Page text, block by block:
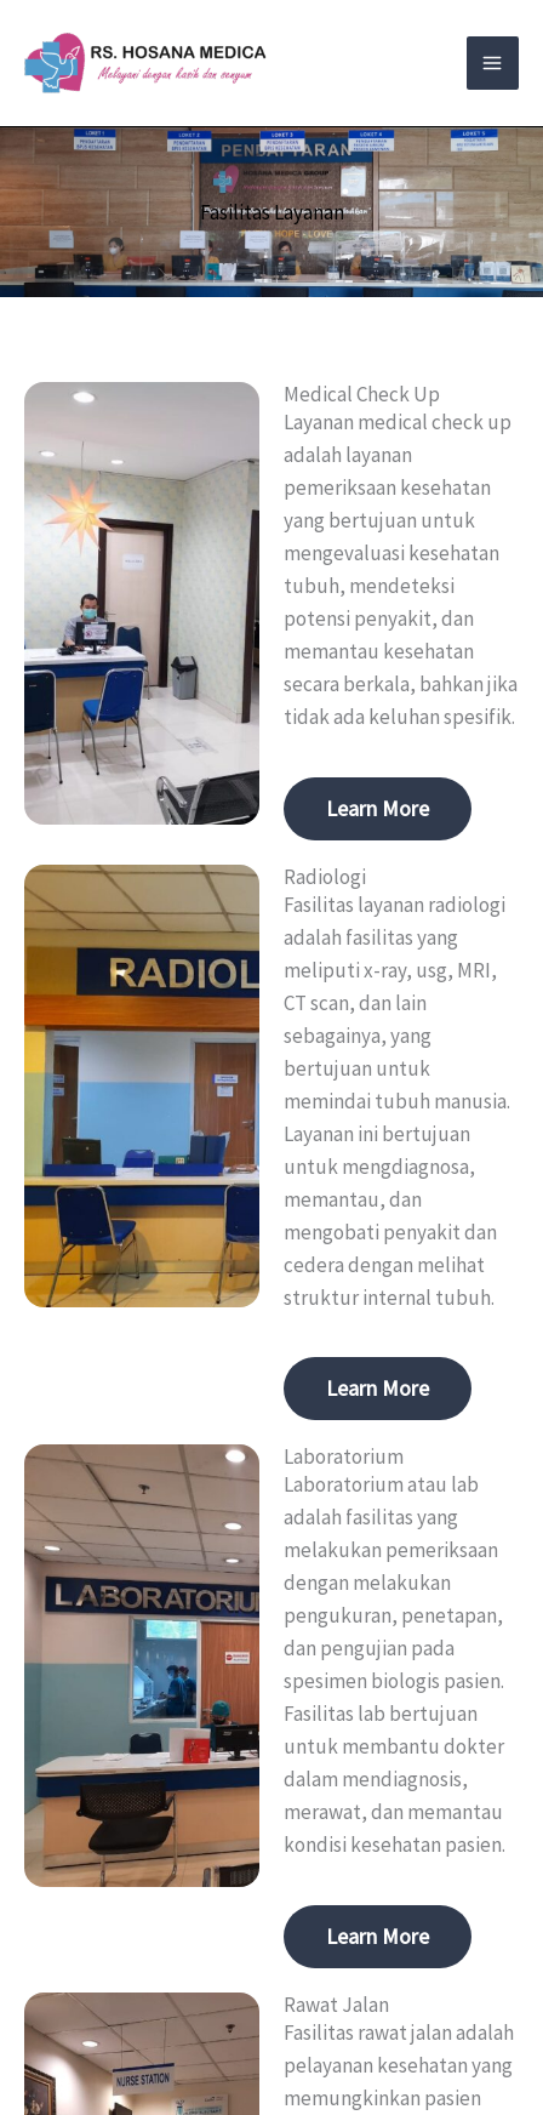
content
Fasilitas Layanan
Medical Check Up
Layanan medical check up
adalah layanan
pemeriksaan kesehatan
yang bertujuan untuk
mengevaluasi kesehatan
tubuh, mendeteksi
potensi penyakit, dan
memantau kesehatan
secara berkala, bahkan jika
tidak ada keluhan spesifik.
Learn More
Radiologi
Fasilitas layanan radiologi
adalah fasilitas yang
meliputi x-ray, usg, MRI,
CT scan, dan lain
sebagainya, yang
bertujuan untuk
memindai tubuh manusia.
Layanan ini bertujuan
untuk mengdiagnosa,
memantau, dan
mengobati penyakit dan
cedera dengan melihat
struktur internal tubuh.
Learn More
Laboratorium
Laboratorium atau lab
adalah fasilitas yang
melakukan pemeriksaan
dengan melakukan
pengukuran, penetapan,
dan pengujian pada
spesimen biologis pasien.
Fasilitas lab bertujuan
untuk membantu dokter
dalam mendiagnosis,
merawat, dan memantau
kondisi kesehatan pasien.
Learn More
Rawat Jalan
Fasilitas rawat jalan adalah
pelayanan kesehatan yang
memungkinkan pasien